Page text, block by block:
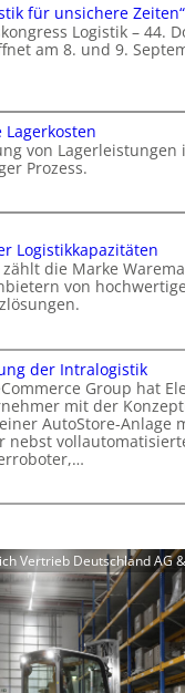
für unsichere Zeiten“
Logistik – 44.
am 8. und 9.
von Lagerleistungen
Prozess.
Logistikkapazitäten
die Marke
von
der Intralogistik
Group hat
mit der
AutoStore-Anlage
nebst
Vertrieb Deutschland AG